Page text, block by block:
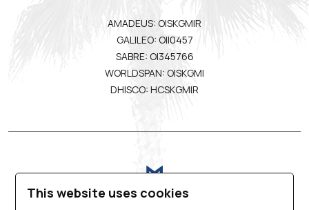
This website uses cookies
AMADEUS: OISKGMIR
GALILEO: OII0457
SABRE: OI345766
WORLDSPAN: OISKGMI
DHISCO: HCSKGMIR